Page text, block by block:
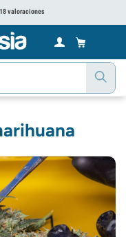
valoraciones